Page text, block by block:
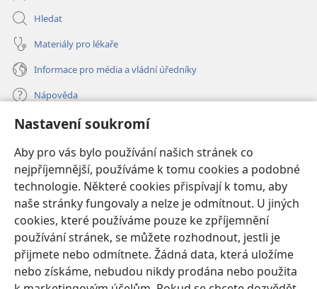
Nastavení soukromí
Aby pro vás bylo používání našich stránek co
nejpříjemnější, používáme k tomu cookies a podobné
technologie. Některé cookies přispívají k tomu, aby
naše stránky fungovaly a nelze je odmítnout. U jiných
cookies, které používáme pouze ke zpříjemnění
používání stránek, se můžete rozhodnout, jestli je
přijmete nebo odmítnete. Žádná data, která uložíme
nebo získáme, nebudou nikdy prodána nebo použita
Hledat
Materiály pro lékaře
Informace pro média a vládní úředníky
Nápověda
Dary
nové
okno) ONLINE KNIHOVNA Strážné věže
(otevřeno
nové
okno)JW Hub®
(otevřeno
nové
okno)JW Library ®
Watchtower Library